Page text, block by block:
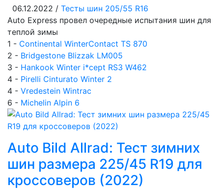
06.12.2022 / Тесты шин 205/55 R16
Auto Express провел очередные испытания шин для
теплой зимы
1 - Continental WinterContact TS 870
2 - Bridgestone Blizzak LM005
3 - Hankook Winter i*cept RS3 W462
4 - Pirelli Cinturato Winter 2
4 - Vredestein Wintrac
6 - Michelin Alpin 6
Auto Bild Allrad: Тест зимних
шин размера 225/45 R19 для
кроссоверов (2022)